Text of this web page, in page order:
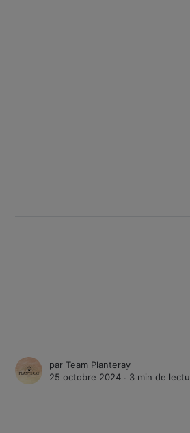
par Team Planteray
25 octobre 2024 ∙ 3 min de